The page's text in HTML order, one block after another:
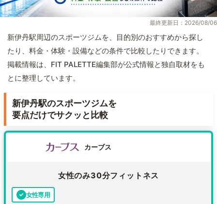
最終更新日：2026/08/06
新伊丹駅周辺のスポーツジムを、目的別のおすすめから探し
たり、料金・体験・設備などの条件で比較したりできます。
掲載情報は、FIT PALETTE編集部が公式情報と独自取材をも
とに整理しています。
新伊丹駅のスポーツジムを
要点だけでサクッと比較
カーブス
女性のみ30分フィットネス
女性専用